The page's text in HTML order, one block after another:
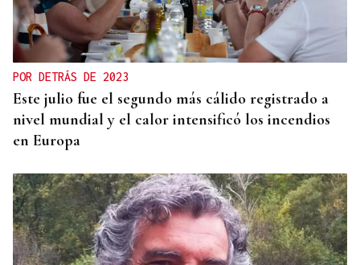
POR DETRÁS DE 2023
Este julio fue el segundo más cálido registrado a
nivel mundial y el calor intensificó los incendios
en Europa